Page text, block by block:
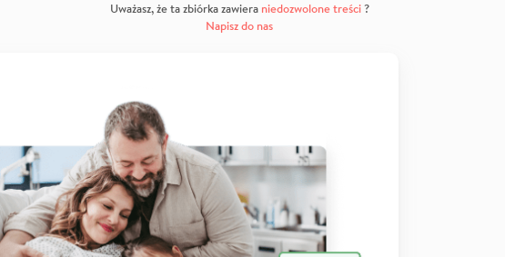
Uważasz, że ta zbiórka zawiera niedozwolone treści?
Napisz do nas